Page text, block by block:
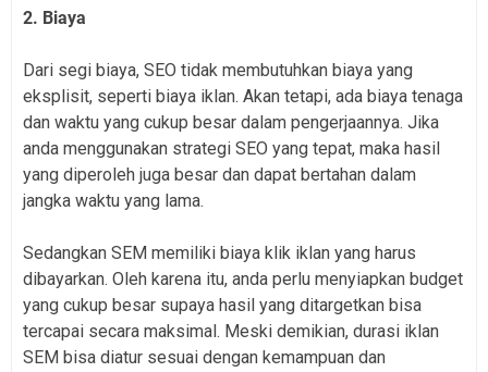
2. Biaya
Dari segi biaya, SEO tidak membutuhkan biaya yang
eksplisit, seperti biaya iklan. Akan tetapi, ada biaya tenaga
dan waktu yang cukup besar dalam pengerjaannya. Jika
anda menggunakan strategi SEO yang tepat, maka hasil
yang diperoleh juga besar dan dapat bertahan dalam
jangka waktu yang lama.
Sedangkan SEM memiliki biaya klik iklan yang harus
dibayarkan. Oleh karena itu, anda perlu menyiapkan budget
yang cukup besar supaya hasil yang ditargetkan bisa
tercapai secara maksimal. Meski demikian, durasi iklan
SEM bisa diatur sesuai dengan kemampuan dan